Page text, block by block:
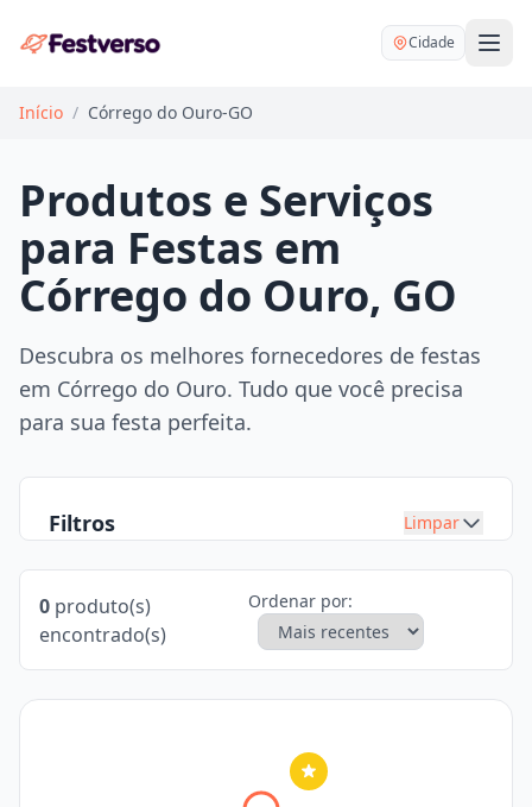
Cidade
Balões delivery
Decoração personalizada
Pegue e Monte
Festa na mesa
Mesas e cadeiras
Bartender
Buffet
DJ
Início / Córrego do Ouro-GO
Produtos e Serviços
para Festas em
Córrego do Ouro, GO
Descubra os melhores fornecedores de festas
em Córrego do Ouro. Tudo que você precisa
para sua festa perfeita.
Filtros Limpar
0 produto(s)
encontrado(s)
Ordenar por: